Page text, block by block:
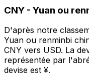
CNY - Yuan ou
D'après notre
Yuan ou renminbi
CNY vers USD. La
représentée par
devise est ¥.